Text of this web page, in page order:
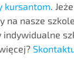
kursantom.
nasze